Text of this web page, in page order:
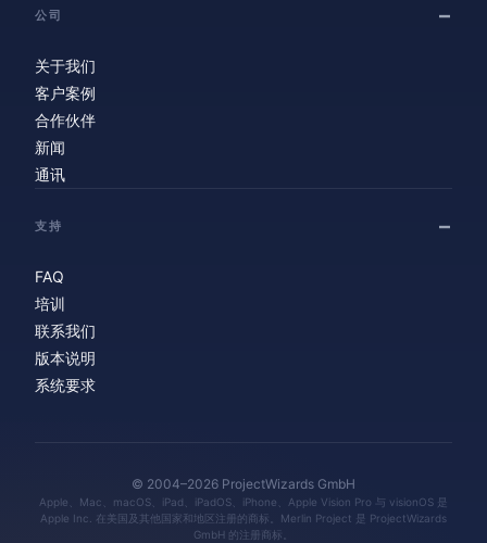
公司
关于我们
客户案例
合作伙伴
新闻
通讯
支持
FAQ
培训
联系我们
版本说明
系统要求
© 2004–2026 ProjectWizards GmbH
Apple、Mac、macOS、iPad、iPadOS、iPhone、Apple Vision Pro 与 visionOS 是
Apple Inc. 在美国及其他国家和地区注册的商标。Merlin Project 是 ProjectWizards
GmbH 的注册商标。